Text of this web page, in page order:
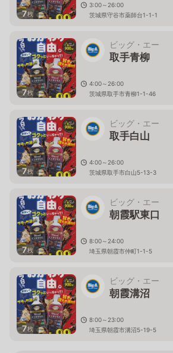
7枚
3:00～26:00
茨城県守谷市薬師台1-1-1
7枚
ビッグ・エー
取手青柳
4:00～26:00
茨城県取手市青柳1-1-46
7枚
ビッグ・エー
取手白山
4:00～26:00
茨城県取手市白山5-13-3
7枚
ビッグ・エー
朝霞駅東口
8:00～24:00
埼玉県朝霞市仲町1-1-5
7枚
ビッグ・エー
朝霞溝沼
8:00～23:00
埼玉県朝霞市溝沼5-19-5